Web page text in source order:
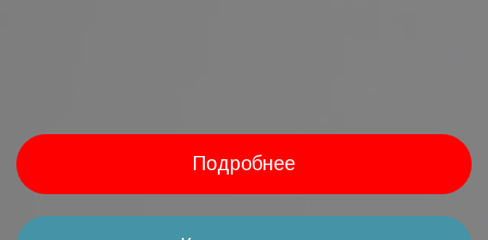
Подробнее